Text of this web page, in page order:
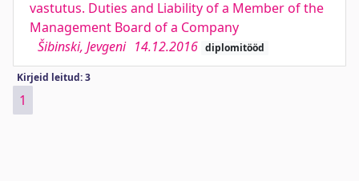
vastutus. Duties and Liability of a Member of the
Management Board of a Company
Šibinski, Jevgeni 14.12.2016 diplomitööd
Kirjeid leitud: 3
1